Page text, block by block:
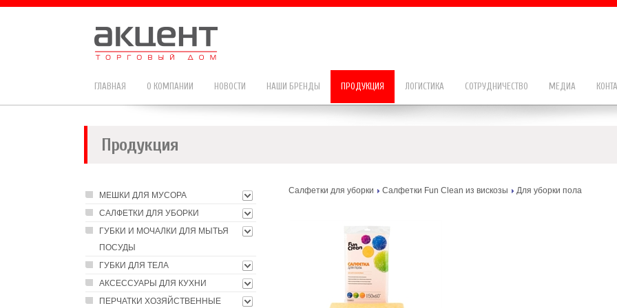
ГЛАВНАЯ О КОМПАНИИ НОВОСТИ НАШИ БРЕНДЫ ПРОДУКЦИЯ ЛОГИСТИКА СОТРУДНИЧЕСТВО МЕДИА
Продукция
МЕШКИ ДЛЯ МУСОРА
САЛФЕТКИ ДЛЯ УБОРКИ
ГУБКИ И МОЧАЛКИ ДЛЯ МЫТЬЯ
ПОСУДЫ
ГУБКИ ДЛЯ ТЕЛА
АКСЕССУАРЫ ДЛЯ КУХНИ
ПЕРЧАТКИ ХОЗЯЙСТВЕННЫЕ
Салфетки для уборки Салфетки Fun Clean из вискозы Для уборки пола